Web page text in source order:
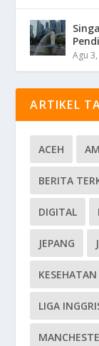
Agu
ARTIKEL
ACEH
BERITA
DIGITAL
JEPANG
KESEHATAN
LIGA